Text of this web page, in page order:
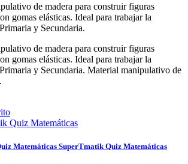
de madera para construir figuras
gomas elásticas. Ideal para trabajar la
y Secundaria.
de madera para construir figuras
gomas elásticas. Ideal para trabajar la
y Secundaria. Material manipulativo de
Matemáticas SuperTmatik Quiz Matemáticas